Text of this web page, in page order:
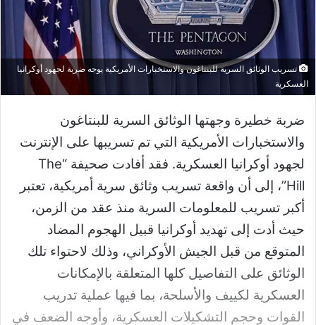
تسريب الوثائق السرية للبنتاغون والاستخبارات الأمريكية يوجه ضربة لجهود أوكرانيا
العسكرية
ضربة خطيرة وجهتها الوثائق السرية للبنتاغون
والاستخبارات الأمريكية التي تم تسريبها على الإنترنت
لجهود أوكرانيا العسكرية. فقد أفادت صحيفة “The
Hill”، إلى أن واقعة تسريب وثائق سرية أمريكية، تعتبر
أكبر تسريب للمعلومات السرية منذ عقد من الزمن،
حيث أدت إلى تهديد أوكرانيا قبيل الهجوم المضاد
المتوقع من قبل الجيش الأوكراني، وذلك لاحتواء تلك
الوثائق على التفاصيل كلها المتعلقة بالإمكانات
العسكرية لكييف والأسلحة، بما فيها عملية تدريب
القوات وحجم التشكيلات العسكرية، وأوجه الضعف في